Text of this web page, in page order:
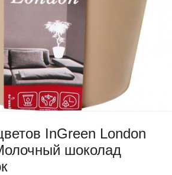
InGreen London
шоколад